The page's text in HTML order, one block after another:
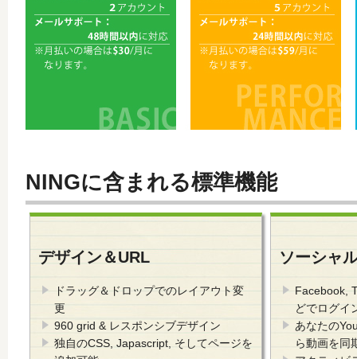
NINGに含まれる標準機能
デザイン＆URL
ドラッグ＆ドロップでのレイアウト変
更
960 grid & レスポンシブデザイン
独自のCSS, Japascript, そしてページを
ソーシャ
Facebook,
どでログイ
あなたの
ら動画を同